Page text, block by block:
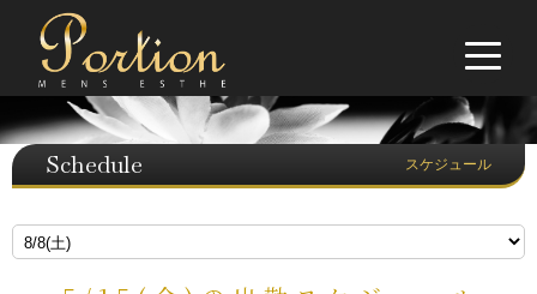
Schedule スケジュール